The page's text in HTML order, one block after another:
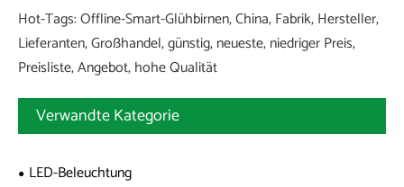
Hot-Tags: Offline-Smart-Glühbirnen, China, Fabrik, Hersteller,
Lieferanten, Großhandel, günstig, neueste, niedriger Preis,
Preisliste, Angebot, hohe Qualität
Verwandte Kategorie
LED-Beleuchtung